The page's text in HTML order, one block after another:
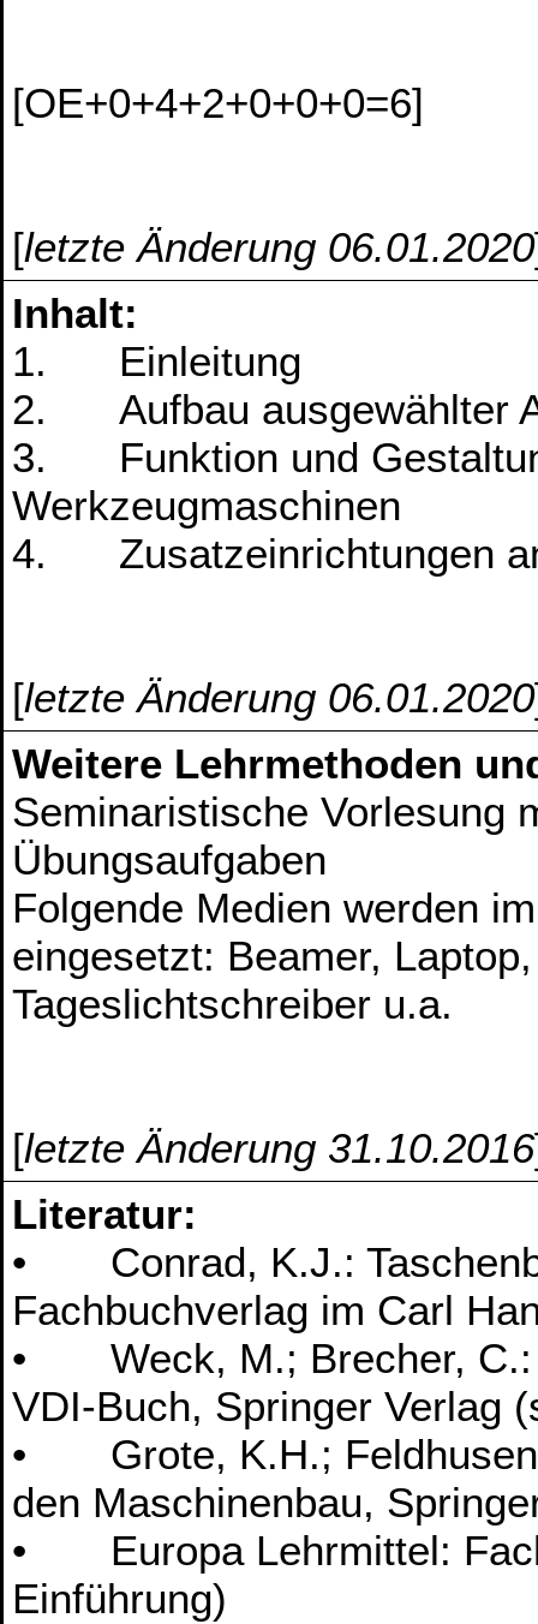
[OE+0+4+2+0+0+0=6]
[letzte Änderung 06.01.2020
Inhalt:
1. Einleitung
2. Aufbau ausgewählter
3. Funktion und
Werkzeugmaschinen
4. Zusatzeinrichtungen
[letzte Änderung 06.01.2020
Weitere Lehrmethoden
Seminaristische Vorlesung
Übungsaufgaben
Folgende Medien werden
eingesetzt: Beamer,
Tageslichtschreiber u.a.
[letzte Änderung 31.10.2016
Literatur:
• Conrad, K.J.:
Fachbuchverlag im Carl
• Weck, M.; Brecher, C.:
VDI-Buch, Springer Verlag
• Grote, K.H.; Feldhusen,
den Maschinenbau,
• Europa Lehrmittel:
Einführung)